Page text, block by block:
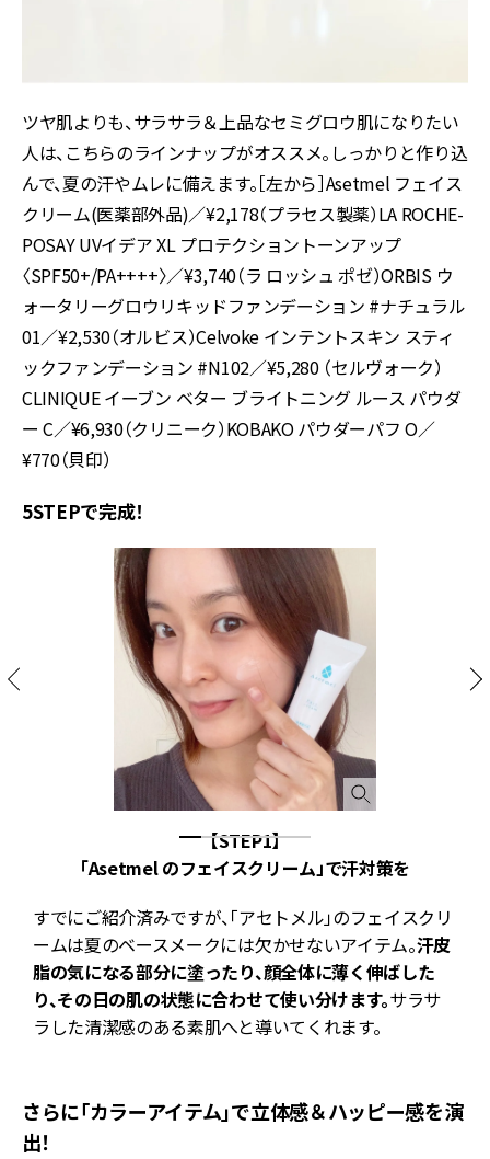
ツヤ肌よりも、サラサラ＆上品なセミグロウ肌になりたい
人は、こちらのラインナップがオススメ。しっかりと作り込
んで、夏の汗やムレに備えます。［左から］Asetmel フェイス
クリーム(医薬部外品)／¥2,178（プラセス製薬）LA ROCHE-
POSAY UVイデア XL プロテクショントーンアップ
〈SPF50+/PA++++〉／¥3,740（ラ ロッシュ ポゼ）ORBIS ウ
ォータリーグロウリキッドファンデーション #ナチュラル
01／¥2,530（オルビス）Celvoke インテントスキン スティ
ックファンデーション #N102／¥5,280 （セルヴォーク）
CLINIQUE イーブン ベター ブライトニング ルース パウダ
ー C／¥6,930（クリニーク）KOBAKO パウダーパフ O／
¥770（貝印）
5STEPで完成！
【STEP1】
「Asetmel のフェイスクリーム」で汗対策を
すでにご紹介済みですが、「アセトメル」のフェイスクリ
ームは夏のベースメークには欠かせないアイテム。汗皮
脂の気になる部分に塗ったり、顔全体に薄く伸ばした
り、その日の肌の状態に合わせて使い分けます。サラサ
ラした清潔感のある素肌へと導いてくれます。
さらに「カラーアイテム」で立体感＆ハッピー感を演
出！